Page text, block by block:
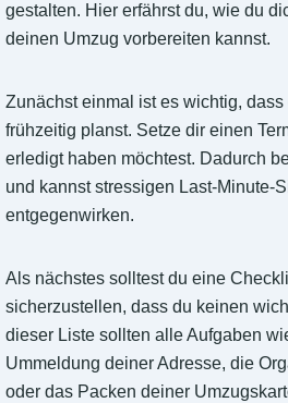
gestalten. Hier erfährst du, wie du
deinen Umzug vorbereiten kannst.
Zunächst einmal ist es wichtig,
frühzeitig planst. Setze dir einen
erledigt haben möchtest. Dadurch
und kannst stressigen Last-Minute-
entgegenwirken.
Als nächstes solltest du eine
sicherzustellen, dass du keinen
dieser Liste sollten alle Aufgaben
Ummeldung deiner Adresse, die
oder das Packen deiner